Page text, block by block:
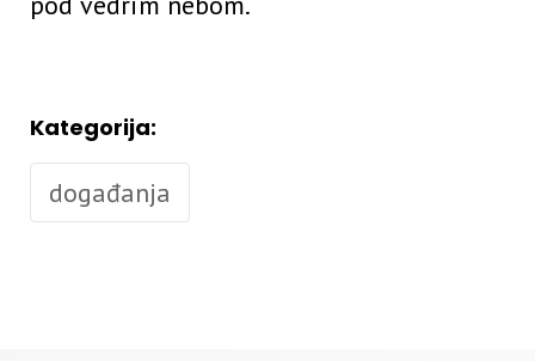
Kategorija:
događanja